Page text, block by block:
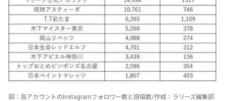
図：各アカウントのInstagramフォロワー数と投稿数/作成：ラリーズ編集部